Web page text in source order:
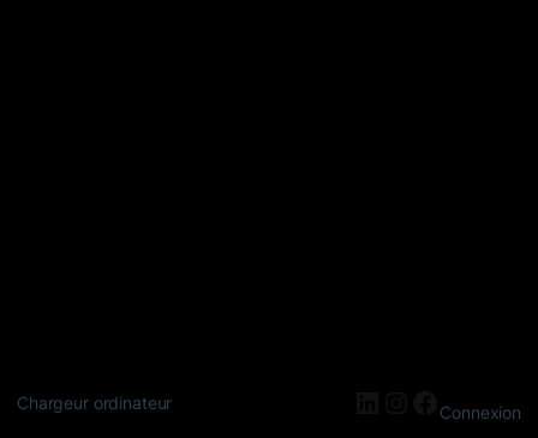
Chargeur ordinateur LinkedIn
Instagram
Connexion